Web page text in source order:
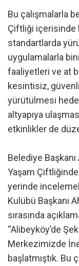
Bu çalışmalarla
Çiftliği içerisinde
standartlarda
uygulamalarla
faaliyetleri ve at
kesintisiz,
yürütülmesi
altyapıya
etkinlikler de
Belediye
Yaşam Çiftliğinde
yerinde
Kulübü Başkanı
sırasında
“Alibeyköy’de
Merkezimizde
başlatmıştık. Bu